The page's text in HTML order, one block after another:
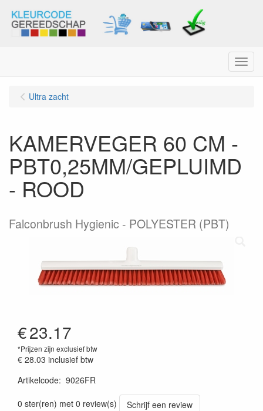
Menu
Ultra zacht
KAMERVEGER 60 CM -
PBT0,25MM/GEPLUIMD
- ROOD
Falconbrush Hygienic - POLYESTER (PBT)
€23.17
*Prijzen zijn exclusief btw
€ 28.03 inclusief btw
Artikelcode: 9026FR
0 ster(ren) met 0 review(s)
Schrijf een review